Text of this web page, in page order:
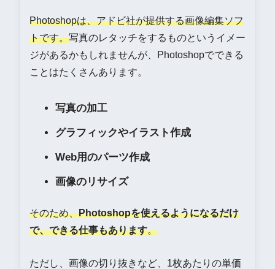
Photoshopは、アドビ社が提供する画像編集ソフ
トです。写真のレタッチをするものというイメー
ジがあるかもしれませんが、Photoshopでできる
ことはたくさんあります。
写真の加工
グラフィックやイラスト作成
Web用のパーツ作成
画像のリサイズ
そのため、Photoshopを使えるようになるだけ
で、できる仕事もあります。
ただし、画像の切り抜きなど、1枚あたりの単価